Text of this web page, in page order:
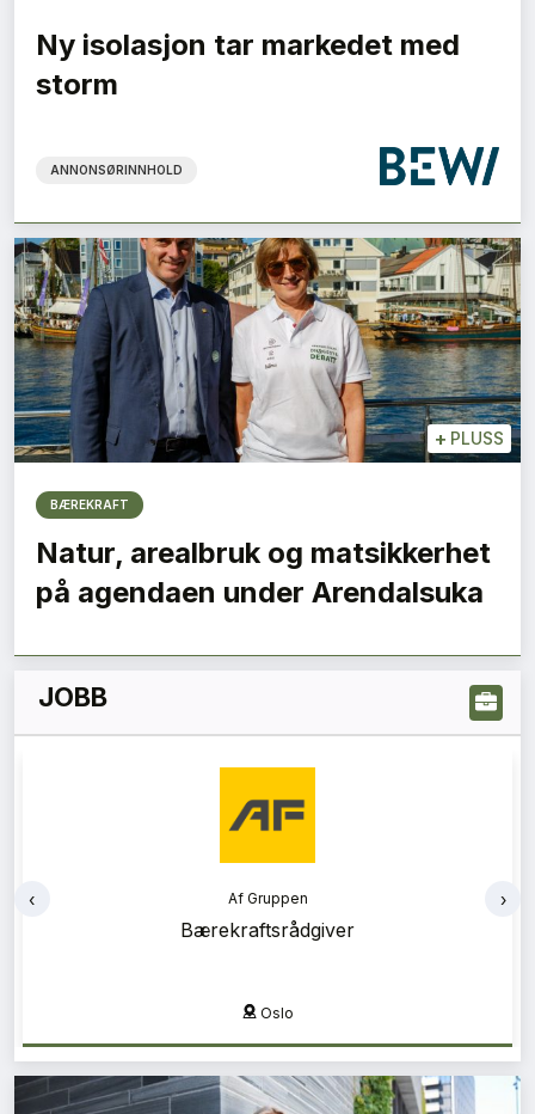
Byggenæringens Klimakonferanse 2026
Ny isolasjon tar markedet med
storm
ANNONSØRINNHOLD
+ PLUSS
BÆREKRAFT
Natur, arealbruk og matsikkerhet
på agendaen under Arendalsuka
JOBB
Af Gruppen
Bærekraftsrådgiver
Oslo
‹ ›